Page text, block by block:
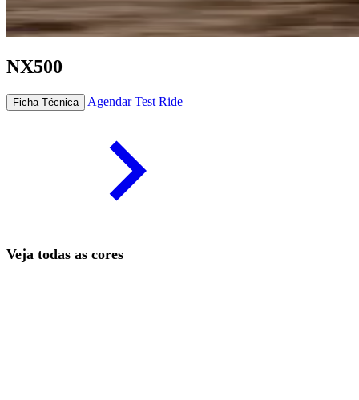
NX500
Ficha Técnica Agendar Test Ride
Veja todas as cores